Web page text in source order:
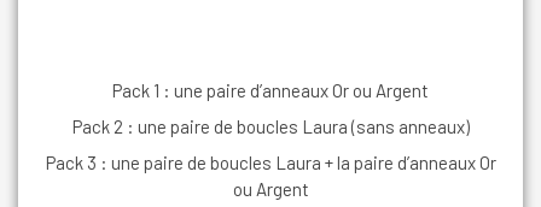
Pack 1 : une paire d’anneaux Or ou Argent
Pack 2 : une paire de boucles Laura (sans anneaux)
Pack 3 : une paire de boucles Laura + la paire d’anneaux Or
ou Argent